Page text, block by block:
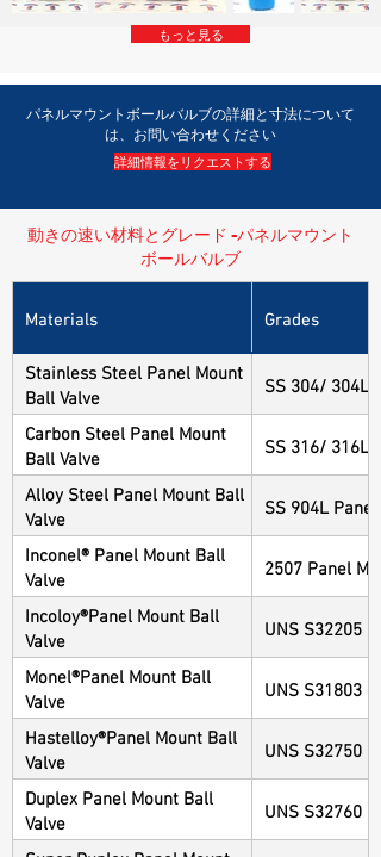
もっと見る
パネルマウントボールバルブの詳細と寸法について
は、お問い合わせください
詳細情報をリクエストする
動きの速い材料とグレード -パネルマウント
ボールバルブ
Materials Grades
Stainless Steel Panel Mount
Ball Valve
SS 304/ 304L
Carbon Steel Panel Mount
Ball Valve
SS 316/ 316L
Alloy Steel Panel Mount Ball
Valve
SS 904L Panel
Inconel® Panel Mount Ball
Valve
2507 Panel
Incoloy®Panel Mount Ball
Valve
UNS S32205
Monel®Panel Mount Ball
Valve
UNS S31803
Hastelloy®Panel Mount Ball
Valve
UNS S32750
Duplex Panel Mount Ball
Valve
UNS S32760